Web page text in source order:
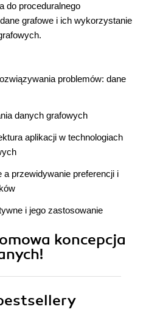
do proceduralnego
grafowe i ich wykorzystanie
problemów: dane
danych grafowych
aplikacji w technologiach
a przewidywanie preferencji i
i jego zastosowanie
koncepcja